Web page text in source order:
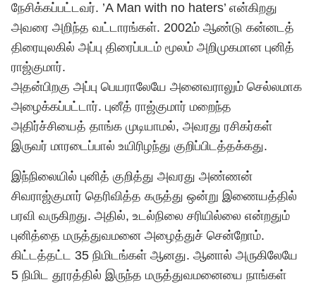
நேசிக்கப்பட்டவர். ’A Man with no haters’ என்கிறது
அவரை அறிந்த வட்டாரங்கள். 2002ம் ஆண்டு கன்னடத்
திரையுலகில் அப்பு திரைப்படம் மூலம் அறிமுகமான புனித்
ராஜ்குமார்.
அதன்பிறகு அப்பு பெயராலேயே அனைவராலும் செல்லமாக
அழைக்கப்பட்டார். புனீத் ராஜ்குமார் மறைந்த
அதிர்ச்சியைத் தாங்க முடியாமல், அவரது ரசிகர்கள்
இருவர் மாரடைப்பால் உயிரிழந்து குறிப்பிடத்தக்கது.
இந்நிலையில் புனித் குறித்து அவரது அண்ணன்
சிவராஜ்குமார் தெரிவித்த கருத்து ஒன்று இணையத்தில்
பரவி வருகிறது. அதில், உடல்நிலை சரியில்லை என்றதும்
புனித்தை மருத்துவமனை அழைத்துச் சென்றோம்.
கிட்டத்தட்ட 35 நிமிடங்கள் ஆனது. ஆனால் அருகிலேயே
5 நிமிட தூரத்தில் இருந்த மருத்துவமனையை நாங்கள்